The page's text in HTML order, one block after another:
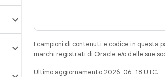
I campioni di contenuti e codice in questa
marchi registrati di Oracle e/o delle sue
Ultimo aggiornamento 2026-06-18 UTC.